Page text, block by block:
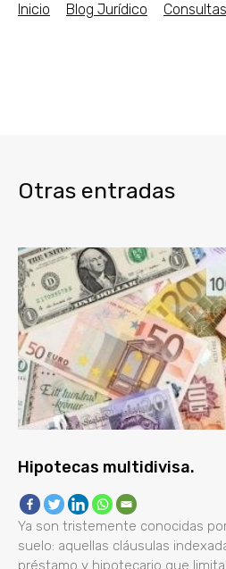
Inicio Blog Jurídico
Otras entradas
Hipotecas multidivisa.
Ya son tristemente conocidas
suelo: aquellas cláusulas
préstamo y hipotecario que